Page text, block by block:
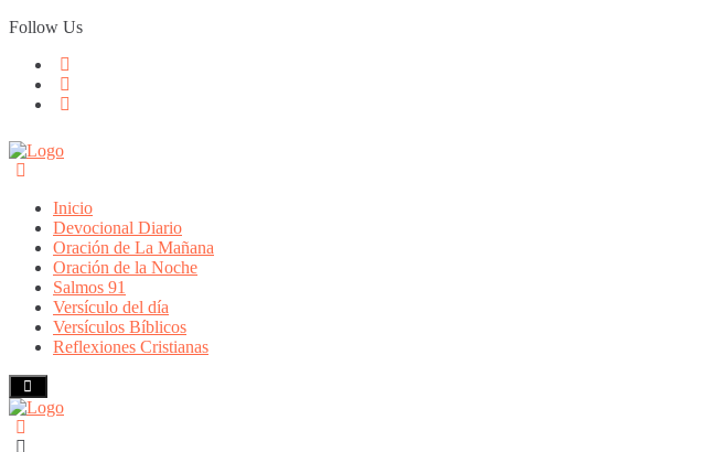
Skip
to
Follow Us
Inicio
Devocional Diario
Oración de La Mañana
Oración de la Noche
Salmos 91
Versículo del día
Versículos Bíblicos
Reflexiones Cristianas